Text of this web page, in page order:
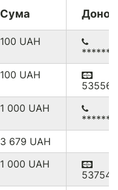
Сума Донор
100 UAH
100 UAH
1 000 UAH
3 679 UAH
1 000 UAH